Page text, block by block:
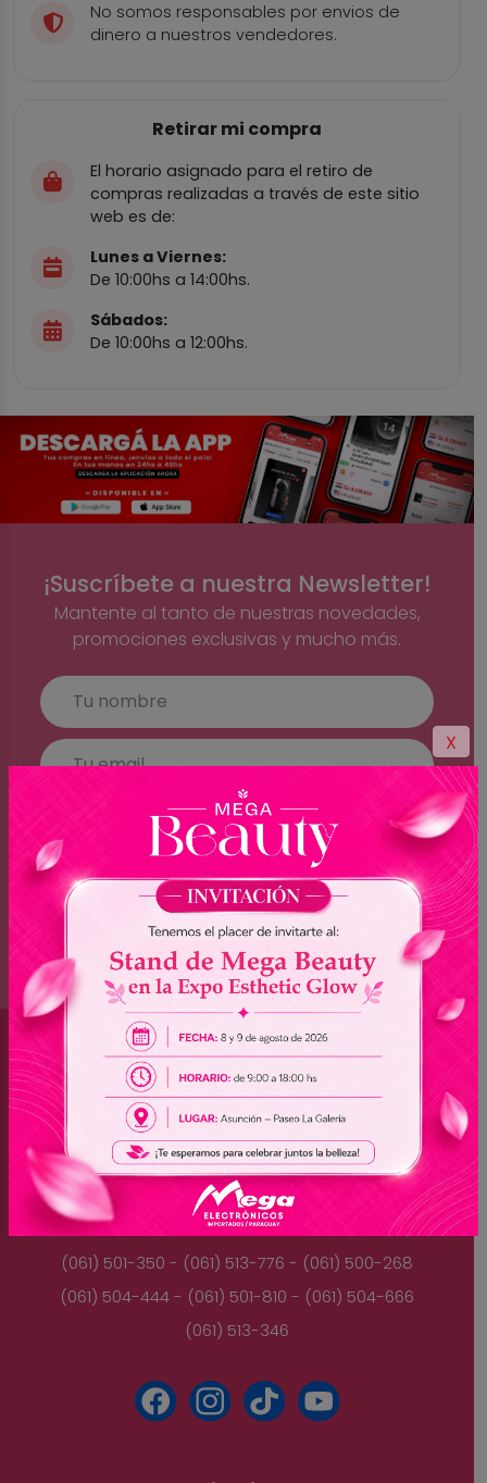
X
No somos responsables por envios de
dinero a nuestros vendedores.
Retirar mi compra
El horario asignado para el retiro de
compras realizadas a través de este sitio
web es de:
Lunes a Viernes:
De 10:00hs a 14:00hs.
Sábados:
De 10:00hs a 12:00hs.
¡Suscríbete a nuestra Newsletter!
Mantente al tanto de nuestras novedades,
promociones exclusivas y mucho más.
Brasil
(045) 3528-9053 - (045) 3528-8462
(045) 3025-7072 - (045) 3025-7736
(045) 3025-7713
Paraguay
(061) 501-350 - (061) 513-776 - (061) 500-268
(061) 504-444 - (061) 501-810 - (061) 504-666
(061) 513-346